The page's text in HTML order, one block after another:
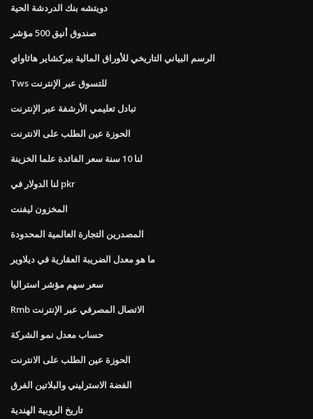
دويتشه بنك الدردشة الحية
صندوق أنيق 500 مؤشر
الرسم البياني التاريخي للأوراق المالية بيركشاير هاثاواي
Tws للتسوق عبر الإنترنت
تبادل تعليمي الأرشفة عبر الإنترنت
الحوزة عين الطلب على الانترنت
لنا 10 سنة سعر الفائدة علما الخزينة
لنا الدولار في pkr
المخزون ليفنت
المصدرين التجارة العالمية المحدودة
ما هو معدل الضريبة العقارية في ديلاوير
سعر سهم مؤشر استراليا
Rmb الاتصال المصرفي عبر الإنترنت
حساب معدل نمو الشركة
الحوزة عين الطلب على الانترنت
الفضة الاسترليني والبلاتين الفرق
تاريخ الروبية الهندية